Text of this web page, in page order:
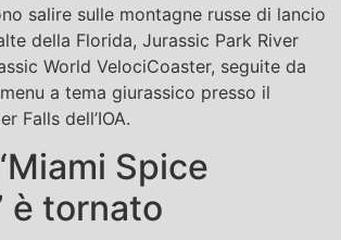
salire sulle montagne russe di lancio
della Florida, Jurassic Park River
World VelociCoaster, seguite da
a tema giurassico presso il
Falls dell’IOA.
Spice
è tornato